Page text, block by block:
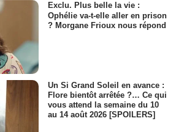
Exclu. Plus belle la vie :
Ophélie va-t-elle aller en prison
? Morgane Frioux nous répond
Un Si Grand Soleil en avance :
Flore bientôt arrêtée ?… Ce qui
vous attend la semaine du 10
au 14 août 2026 [SPOILERS]